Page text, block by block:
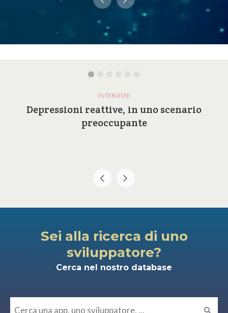
INTERVISTE
Depressioni reattive, in uno scenario
preoccupante
Sei alla ricerca di uno
sviluppatore?
Cerca nel nostro database